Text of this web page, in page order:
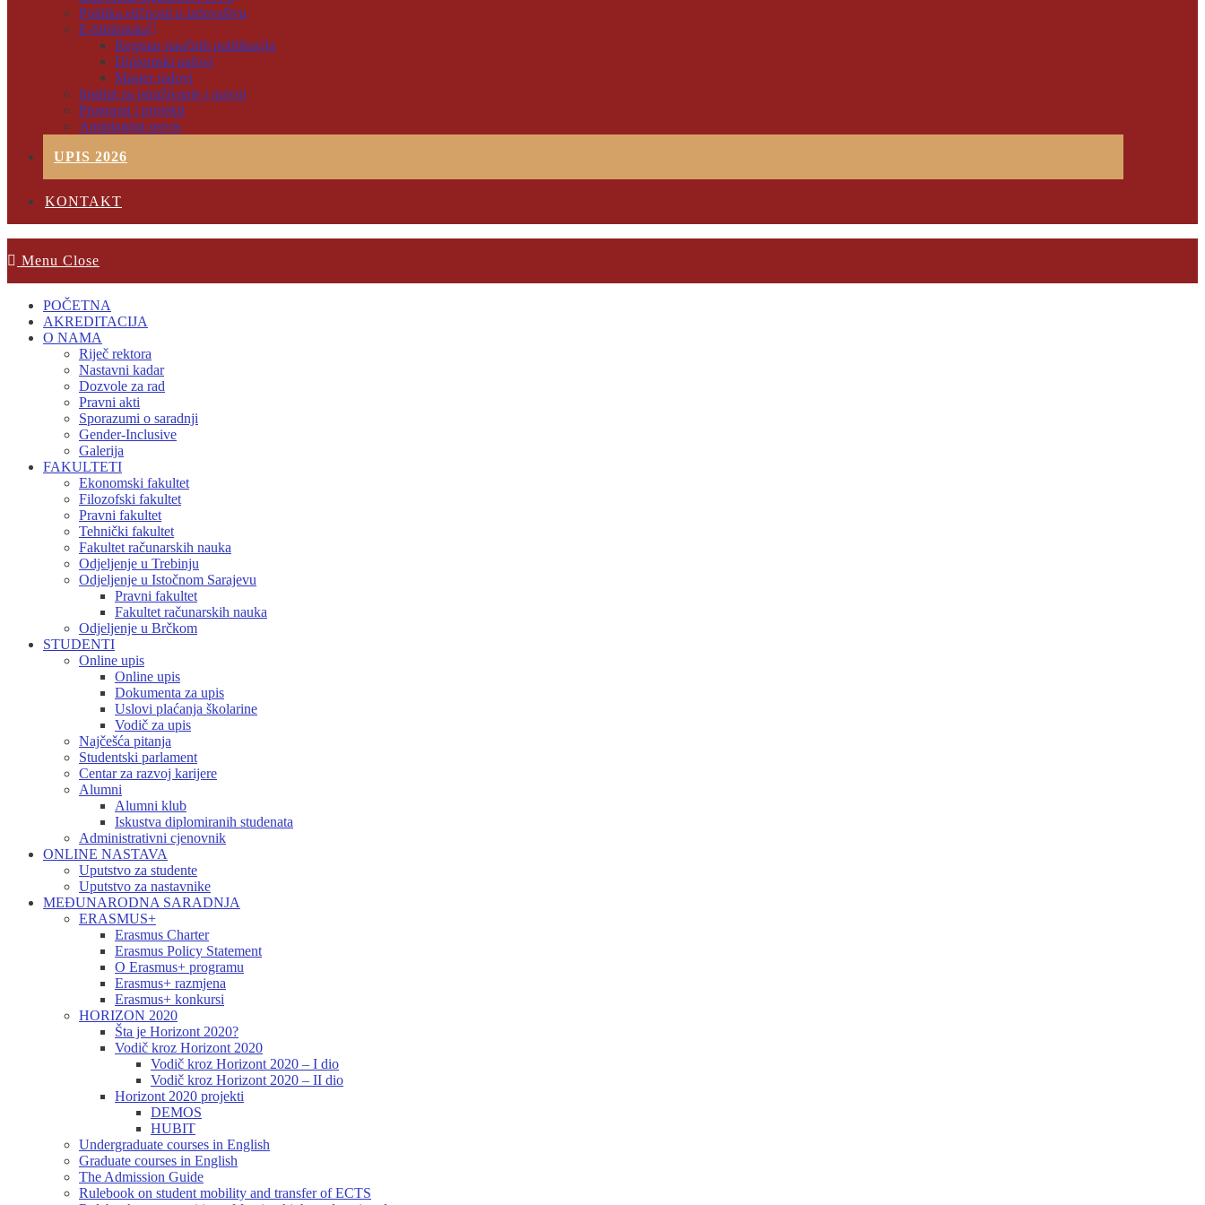
Politika etičnosti u izdavaštvu
E-biblioteka
Registar naučnih publikacija
Diplomski radovi
Master radovi
Institut za istraživanje i razvoj
Programi i projekti
Antiplagijat servis
UPIS 2026
KONTAKT
Menu Close
POČETNA
AKREDITACIJA
O NAMA
Riječ rektora
Nastavni kadar
Dozvole za rad
Pravni akti
Sporazumi o saradnji
Gender-Inclusive
Galerija
FAKULTETI
Ekonomski fakultet
Filozofski fakultet
Pravni fakultet
Tehnički fakultet
Fakultet računarskih nauka
Odjeljenje u Trebinju
Odjeljenje u Istočnom Sarajevu
Pravni fakultet
Fakultet računarskih nauka
Odjeljenje u Brčkom
STUDENTI
Online upis
Online upis
Dokumenta za upis
Uslovi plaćanja školarine
Vodič za upis
Najčešća pitanja
Studentski parlament
Centar za razvoj karijere
Alumni
Alumni klub
Iskustva diplomiranih studenata
Administrativni cjenovnik
ONLINE NASTAVA
Uputstvo za studente
Uputstvo za nastavnike
MEĐUNARODNA SARADNJA
ERASMUS+
Erasmus Charter
Erasmus Policy Statement
O Erasmus+ programu
Erasmus+ razmjena
Erasmus+ konkursi
HORIZON 2020
Šta je Horizont 2020?
Vodič kroz Horizont 2020
Vodič kroz Horizont 2020 – I dio
Vodič kroz Horizont 2020 – II dio
Horizont 2020 projekti
DEMOS
HUBIT
Undergraduate courses in English
Graduate courses in English
The Admission Guide
Rulebook on student mobility and transfer of ECTS